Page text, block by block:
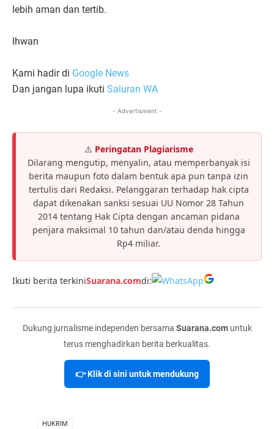
lebih aman dan tertib.
Ihwan
Kami hadir di Google News
Dan jangan lupa ikuti Saluran WA
- Advertisment -
⚠️ Peringatan Plagiarisme
Dilarang mengutip, menyalin, atau memperbanyak isi
berita maupun foto dalam bentuk apa pun tanpa izin
tertulis dari Redaksi. Pelanggaran terhadap hak cipta
dapat dikenakan sanksi sesuai UU Nomor 28 Tahun
2014 tentang Hak Cipta dengan ancaman pidana
penjara maksimal 10 tahun dan/atau denda hingga
Rp4 miliar.
Ikuti berita terkiniSuarana.comdi:
Dukung jurnalisme independen bersama Suarana.comuntuk
terus menghadirkan berita berkualitas.
👉 Klik di sini untuk mendukung
HUKRIM